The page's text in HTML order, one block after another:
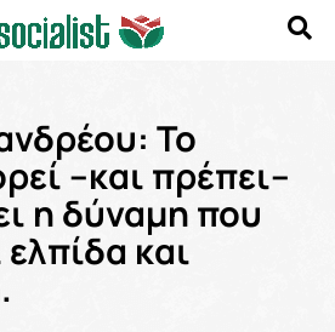
Το
–και πρέπει–
η δύναμη που
και